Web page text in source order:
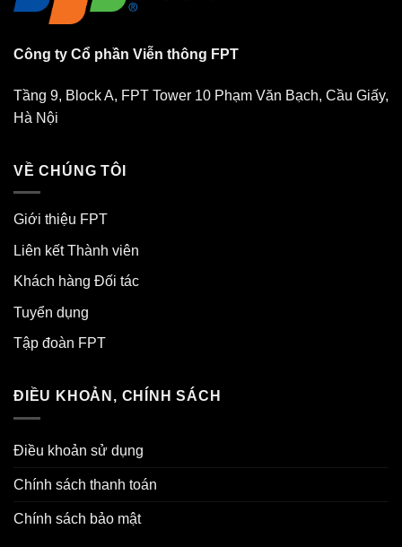
Công ty Cổ phần Viễn thông FPT
Tầng 9, Block A, FPT Tower 10 Phạm Văn Bạch, Cầu Giấy,
Hà Nội
VỀ CHÚNG TÔI
Giới thiệu FPT
Liên kết Thành viên
Khách hàng Đối tác
Tuyển dụng
Tập đoàn FPT
ĐIỀU KHOẢN, CHÍNH SÁCH
Điều khoản sử dụng
Chính sách thanh toán
Chính sách bảo mật